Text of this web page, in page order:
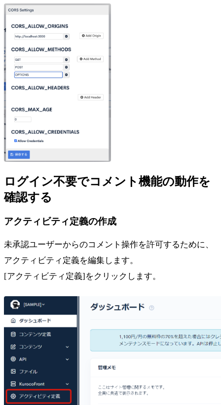
ログイン不要でコメント機能の動作を
確認する
アクティビティ定義の作成
未承認ユーザーからのコメント操作を許可するために、
アクティビティ定義を編集します。
[アクティビティ定義]をクリックします。